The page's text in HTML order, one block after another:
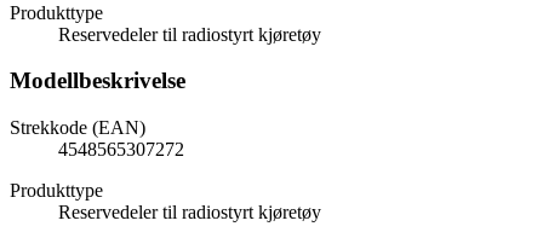
Produkttype
Reservedeler til radiostyrt kjøretøy
Modellbeskrivelse
Strekkode (EAN)
4548565307272
Produkttype
Reservedeler til radiostyrt kjøretøy